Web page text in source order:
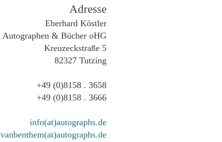
Adresse
Eberhard Köstler
Autographen & Bücher oHG
Kreuzeckstraße 5
82327 Tutzing
+49 (0)8158 . 3658
+49 (0)8158 . 3666
info(at)autographs.de
vanbenthem(at)autographs.de